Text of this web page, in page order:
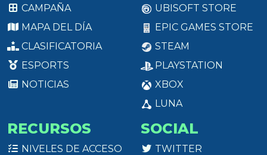
CAMPAÑA
MAPA DEL DÍA
CLASIFICATORIA
ESPORTS
NOTICIAS
UBISOFT STORE
EPIC GAMES STORE
STEAM
PLAYSTATION
XBOX
LUNA
RECURSOS
NIVELES DE ACCESO
SOCIAL
TWITTER